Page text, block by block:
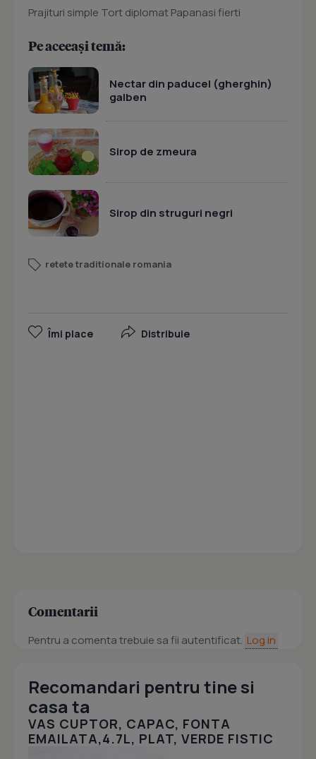
Prajituri simple Tort diplomat Papanasi fierti
Pe aceeași temă:
Nectar din paducel (gherghin)
galben
Sirop de zmeura
Sirop din struguri negri
retete traditionale romania
Îmi place Distribuie
Comentarii
Pentru a comenta trebuie sa fii autentificat. Log in
Recomandari pentru tine si
casa ta
VAS CUPTOR, CAPAC, FONTA
EMAILATA,4.7L, PLAT, VERDE FISTIC